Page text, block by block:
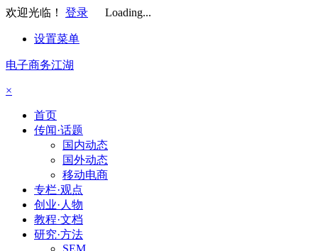
欢迎光临！ 登录 Loading...
设置菜单
电子商务江湖
×
首页
传闻·话题
国内动态
国外动态
移动电商
专栏·观点
创业·人物
教程·文档
研究·方法
SEM